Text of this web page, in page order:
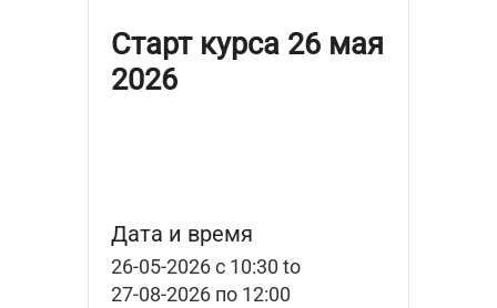
Старт курса 26 мая
2026
Дата и время
26-05-2026 с 10:30 to
27-08-2026 по 12:00